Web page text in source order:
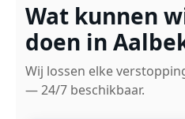
Wat kunnen
doen in
Wij lossen elke
— 24/7 beschikbaar.